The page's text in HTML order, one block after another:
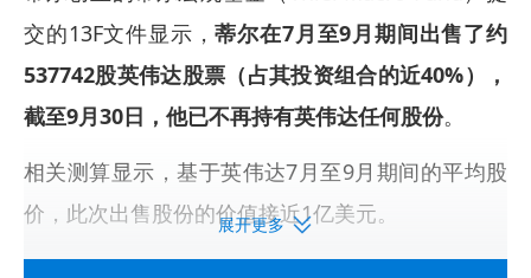
交的13F文件显示，蒂尔在7月至9月期间出售了约
537742股英伟达股票（占其投资组合的近40%），
截至9月30日，他已不再持有英伟达任何股份。
相关测算显示，基于英伟达7月至9月期间的平均股
价，此次出售股份的价值接近1亿美元。
展开更多